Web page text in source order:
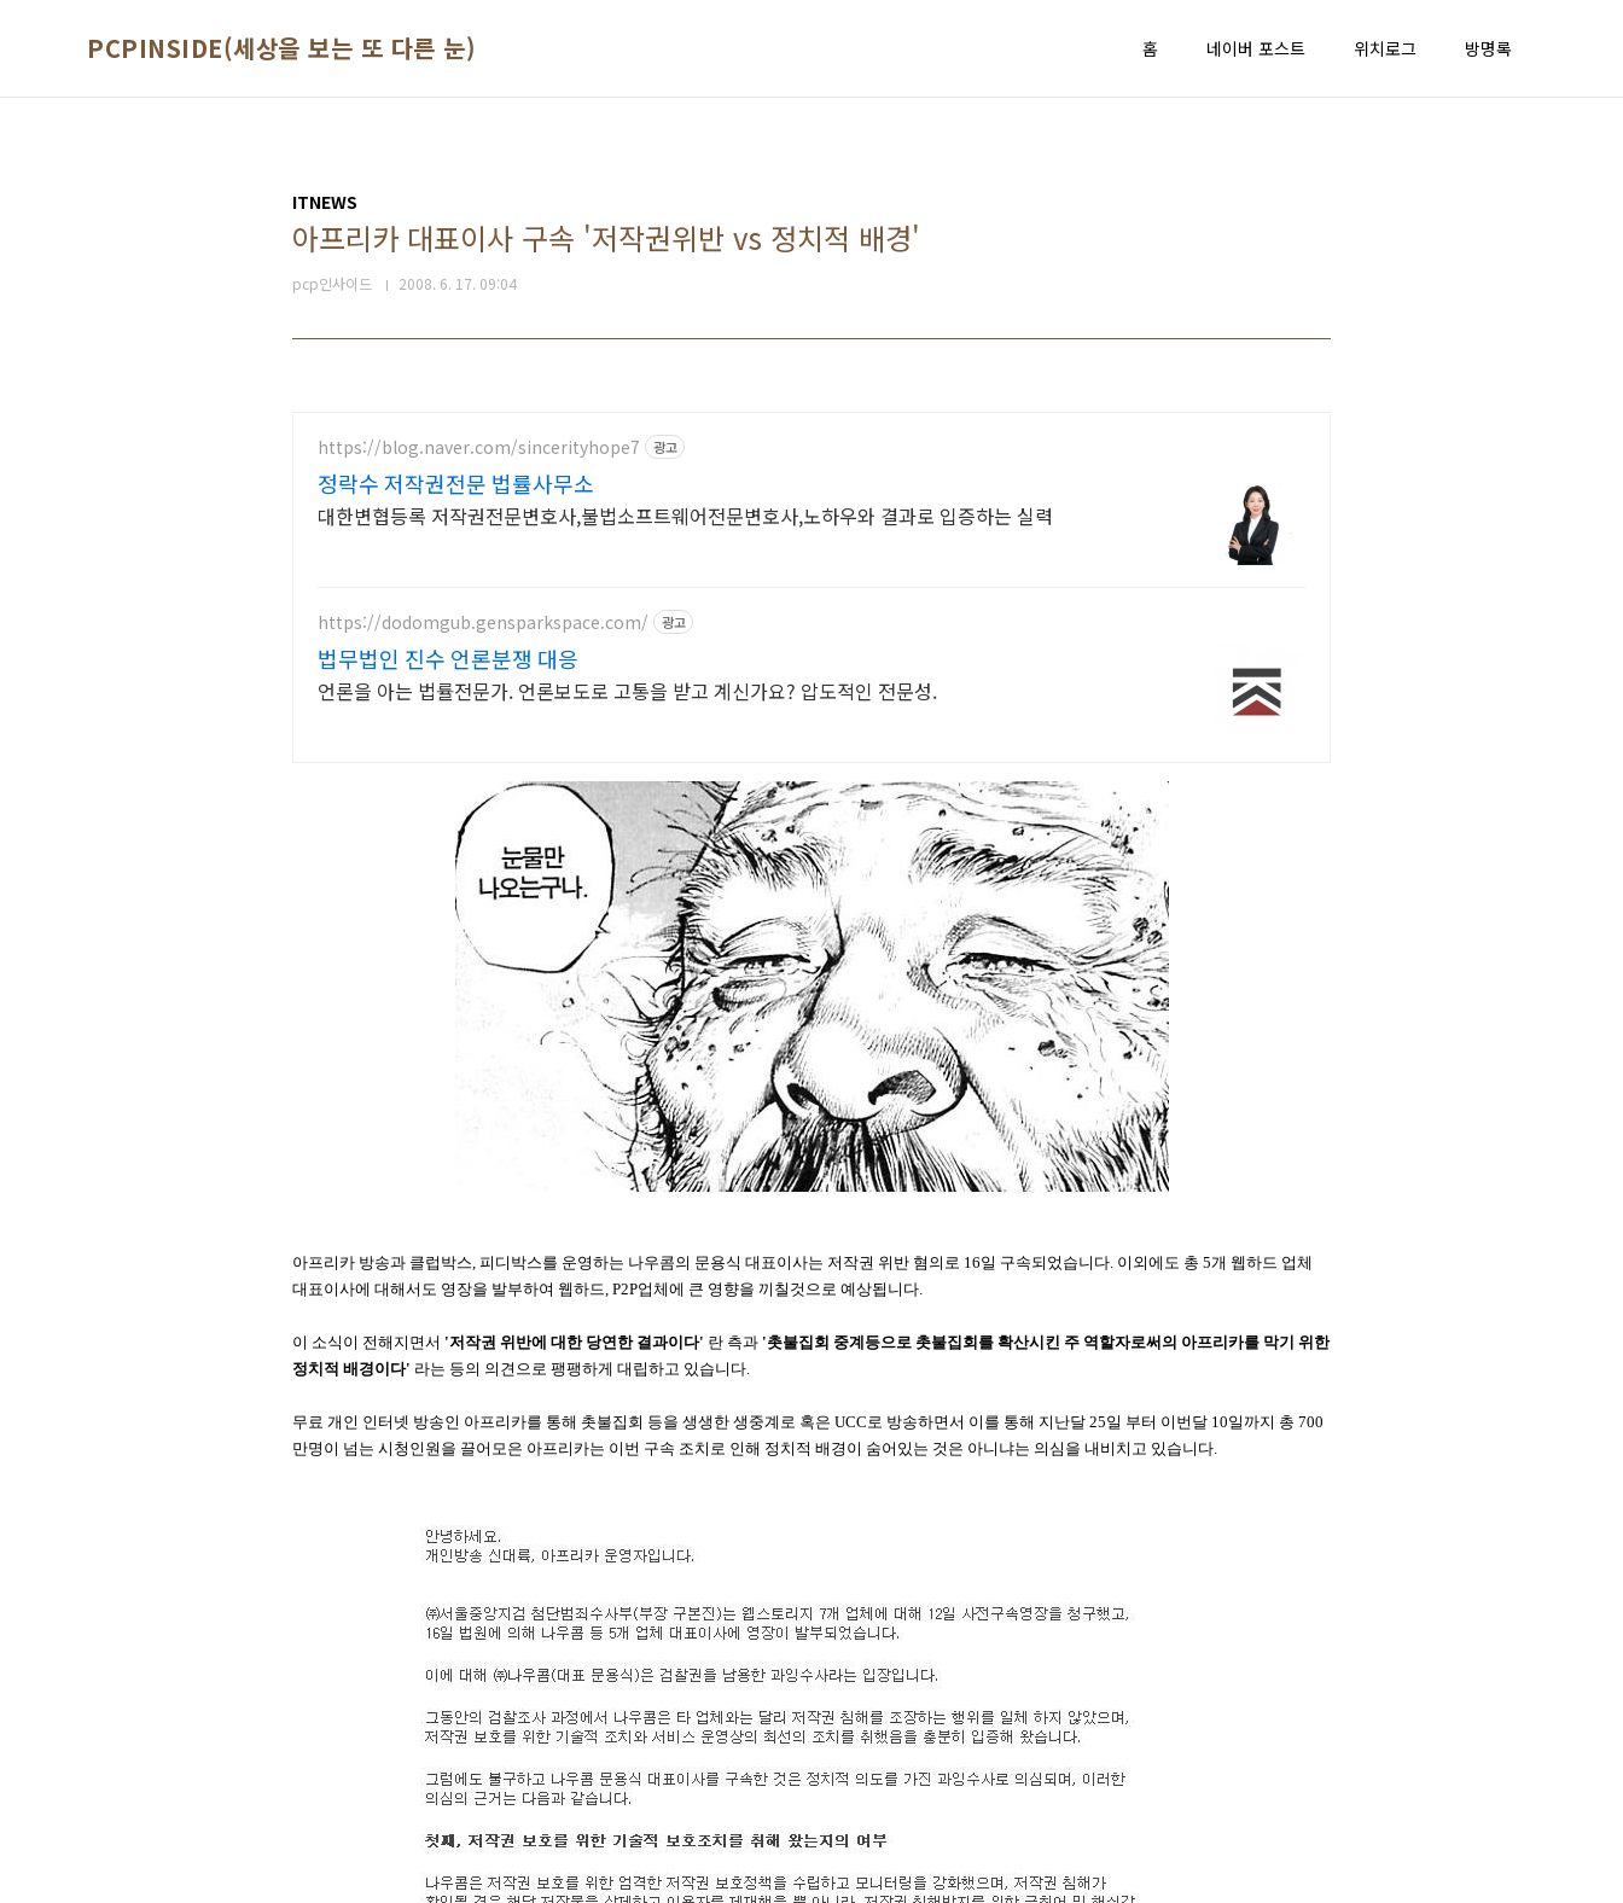
PCPINSIDE(세상을 보는 또 다른 눈) 홈 네이버 포스트 위치로그 방명록
ITNEWS
아프리카 대표이사 구속 '저작권위반 vs 정치적 배경'
pcp인사이드 2008. 6. 17. 09:04
https://blog.naver.com/sincerityhope7 광고
정락수 저작권전문 법률사무소
대한변협등록 저작권전문변호사,불법소프트웨어전문변호사,노하우와 결과로 입증하는 실력
https://dodomgub.gensparkspace.com/ 광고
법무법인 진수 언론분쟁 대응
언론을 아는 법률전문가. 언론보도로 고통을 받고 계신가요? 압도적인 전문성.
아프리카 방송과 클럽박스, 피디박스를 운영하는 나우콤의 문용식 대표이사는 저작권 위반 혐의로 16일 구속되었습니다. 이외에도 총 5개 웹하드 업체
대표이사에 대해서도 영장을 발부하여 웹하드, P2P업체에 큰 영향을 끼칠것으로 예상됩니다.
이 소식이 전해지면서 '저작권 위반에 대한 당연한 결과이다' 란 측과 '촛불집회 중계등으로 촛불집회를 확산시킨 주 역할자로써의 아프리카를 막기 위한
정치적 배경이다' 라는 등의 의견으로 팽팽하게 대립하고 있습니다.
무료 개인 인터넷 방송인 아프리카를 통해 촛불집회 등을 생생한 생중계로 혹은 UCC로 방송하면서 이를 통해 지난달 25일 부터 이번달 10일까지 총 700
만명이 넘는 시청인원을 끌어모은 아프리카는 이번 구속 조치로 인해 정치적 배경이 숨어있는 것은 아니냐는 의심을 내비치고 있습니다.